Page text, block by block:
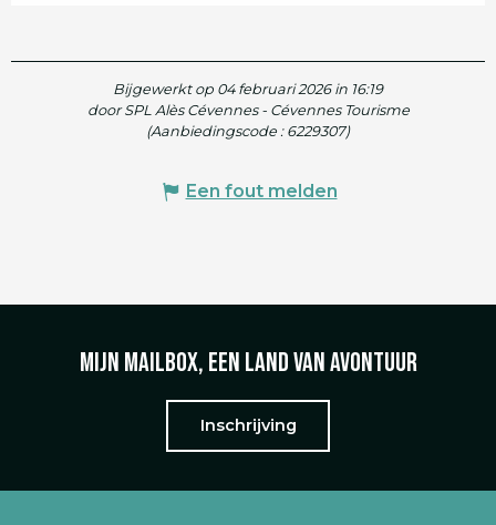
Bijgewerkt op 04 februari 2026 in 16:19
door SPL Alès Cévennes - Cévennes Tourisme
(Aanbiedingscode : 6229307)
Een fout melden
Mijn mailbox, een land van avontuur
Inschrijving